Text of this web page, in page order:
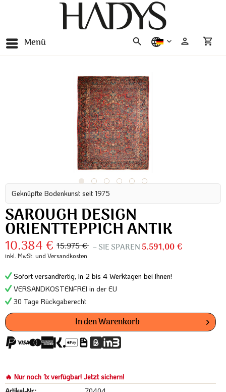
Menü deutsch
Geknüpfte Bodenkunst seit 1975
SAROUGH DESIGN
ORIENTTEPPICH ANTIK
10.384 € 15.975 € – SIE SPAREN5.591,00 €
inkl. MwSt. und Versandkosten
Sofort versandfertig, In 2 bis 4 Werktagen bei Ihnen!
VERSANDKOSTENFREI in der EU
30 Tage Rückgaberecht
In denWarenkorb
🔥 Nur noch 1x verfügbar! Jetzt sichern!